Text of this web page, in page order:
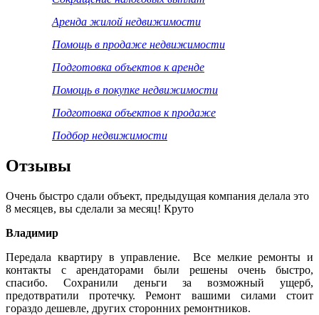
Аренда жилой недвижимости
Помощь в продаже недвижимости
Подготовка объектов к аренде
Помощь в покупке недвижимости
Подготовка объектов к продаже
Подбор недвижимости
Отзывы
Очень быстро сдали объект, предыдущая компания делала это
8 месяцев, вы сделали за месяц! Круто
Владимир
Передала квартиру в управление. Все мелкие ремонты и
контакты с арендаторами были решены очень быстро,
спасибо. Сохранили деньги за возможный ущерб,
предотвратили протечку. Ремонт вашими силами стоит
гораздо дешевле, других сторонних ремонтников.